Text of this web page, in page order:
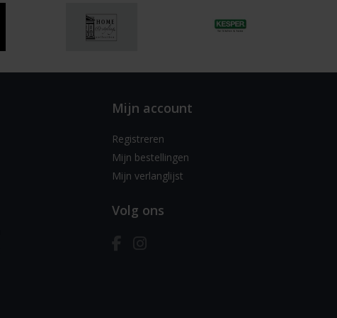
Mijn account
Registreren
Mijn bestellingen
Mijn verlanglijst
Volg ons